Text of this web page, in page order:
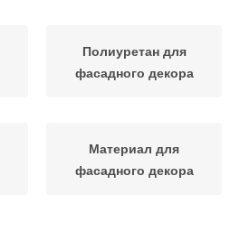
Полиуретан для
фасадного декора
Материал для
фасадного декора